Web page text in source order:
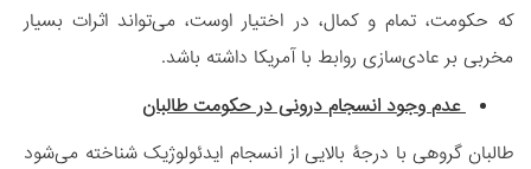
که حکومت، تمام و کمال، در اختیار اوست، می‌تواند اثرات بسیار
مخربی بر عادی‌سازی روابط با آمریکا داشته باشد.
عدم وجود انسجام درونی در حکومت طالبان
طالبان گروهی با درجۀ بالایی از انسجام ایدئولوژیک شناخته می‌شود